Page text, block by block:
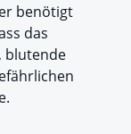
benötigt
das
blutende